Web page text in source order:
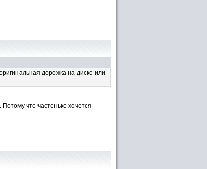
дорожка на диске или
что частенько хочется